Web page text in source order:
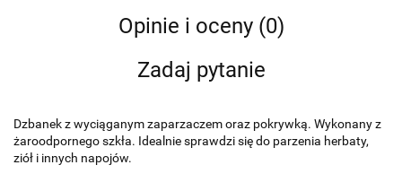
Opinie i oceny (0)
Zadaj pytanie
Dzbanek z wyciąganym zaparzaczem oraz pokrywką. Wykonany z
żaroodpornego szkła. Idealnie sprawdzi się do parzenia herbaty,
ziół i innych napojów.